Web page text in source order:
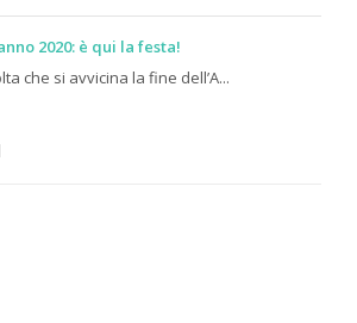
2020: è qui la festa!
che si avvicina la fine dell’A...